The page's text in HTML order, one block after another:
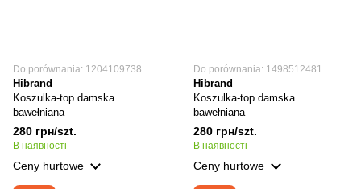
Do porównania: 1204109738
Hibrand
Koszulka-top damska
bawełniana
280 грн/szt.
В наявності
Ceny hurtowe
Do porównania: 1498512481
Hibrand
Koszulka-top damska
bawełniana
280 грн/szt.
В наявності
Ceny hurtowe